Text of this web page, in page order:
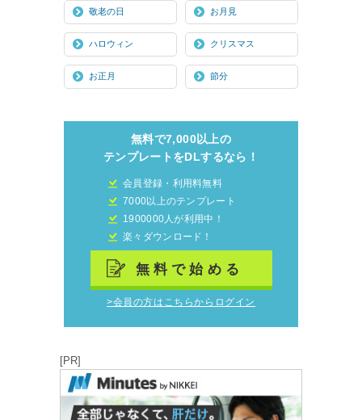
敬老の日 お月見
ハロウィン クリスマス
お正月 節分
無料で7,000以上の
テンプレートをDLするなら！
会員登録・利用料無料
7000以上のテンプレート
1900000人が利用中！
楽々ダウンロード！
無料で始める
>会員の方はこちらからログイン
[PR]